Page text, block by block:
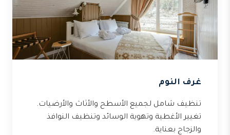
غرف النوم
تنظيف شامل لجميع الأسطح والأثاث والأرضيات.
تغيير الأغطية وتهوية الوسائد وتنظيف النوافذ
والزجاج بعناية.